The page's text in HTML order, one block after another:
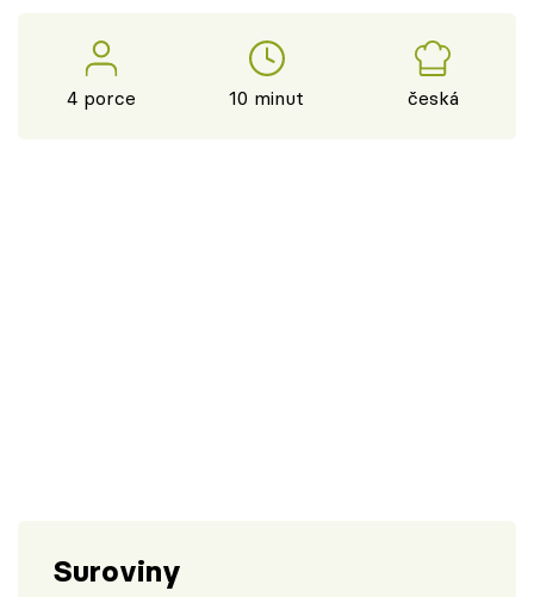
4 porce 10 minut česká
Suroviny